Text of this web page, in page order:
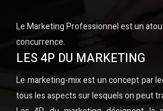
Le Marketing Professionnel est un
concurrence.
LES 4P DU MARKETING
Le marketing-mix est un concept par
tous les aspects sur lesquels on peut